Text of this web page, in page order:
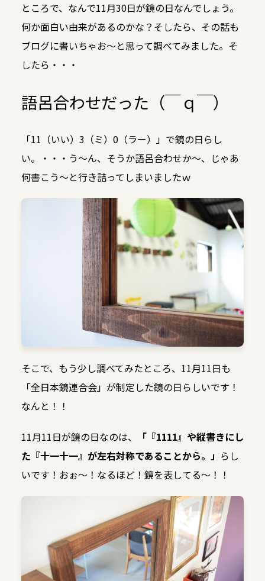
ところで、なんで11月30日が鏡の日なんでしょう。
何か面白い由来があるのかな？そしたら、その話も
ブログに書いちゃお～と思って調べてみました。そ
したら・・・
語呂合わせだった（￣ｑ￣）
「11（いい）3（ミ）0（ラー）」で鏡の日らし
い。・・・う～ん、そうか語呂合わせか～、じゃあ
何書こう～と行き詰ってしまいましたｗ
そこで、もう少し調べてみたところ、11月11日も
「全日本鏡連合会」が制定した鏡の日らしいです！
なんと！！
11月11日が鏡の日なのは、
「『1111』や縦書きにし
た『十一十一』が左右対称であることから。」 らし
いです！おぉ～！なるほど！鏡を表してる～！！